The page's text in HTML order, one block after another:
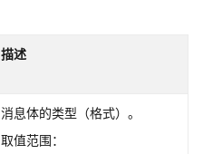
描述
消息体的类型（格式）。
取值范围：